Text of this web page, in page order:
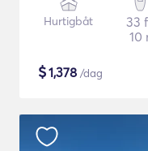
Hurtigbåt
33
10
$1,378 /dag